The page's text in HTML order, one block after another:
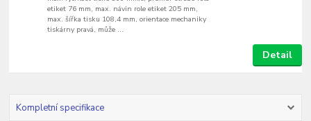
etiket 76 mm, max. návin role etiket 205 mm,
max. šířka tisku 108,4 mm, orientace mechaniky
tiskárny pravá, může ...
Detail
Kompletní specifikace